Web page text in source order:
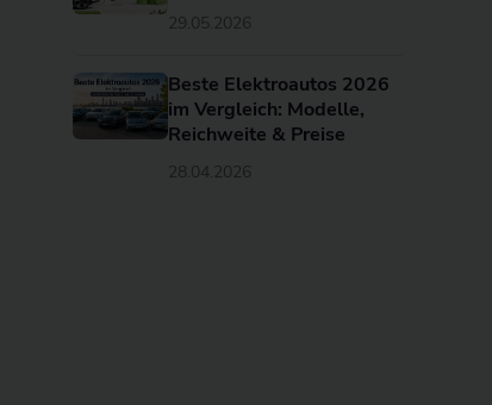
29.05.2026
Beste Elektroautos 2026
im Vergleich: Modelle,
Reichweite & Preise
28.04.2026